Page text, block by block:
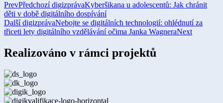
PrevPředchozí digizprávaKyberšikana u adolescentů: Jak chránit
děti v době digitálního dospívání
Další digizprávaNebojte se digitálních technologií: ohlédnutí za
třiceti lety digitálního vzdělávání očima Janka WagneraNext
Realizováno v rámci projektů